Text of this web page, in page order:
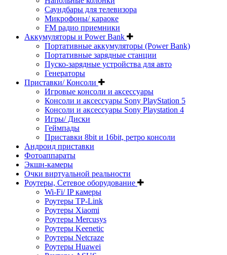
Саундбары для телевизора
Микрофоны/ караоке
FM радио приемники
Аккумуляторы и Power Bank
Портативные аккумуляторы (Power Bank)
Портативные зарядные станции
Пуско-зарядные устройства для авто
Генераторы
Приставки/ Консоли
Игровые консоли и аксессуары
Консоли и аксессуары Sony PlayStation 5
Консоли и аксессуары Sony Playstation 4
Игры/ Диски
Геймпады
Приставки 8bit и 16bit, ретро консоли
Андроид приставки
Фотоаппараты
Экшн-камеры
Очки виртуальной реальности
Роутеры, Сетевое оборудование
Wi-Fi/ IP камеры
Роутеры TP-Link
Роутеры Xiaomi
Роутеры Mercusys
Роутеры Keenetic
Роутеры Netcraze
Роутеры Huawei